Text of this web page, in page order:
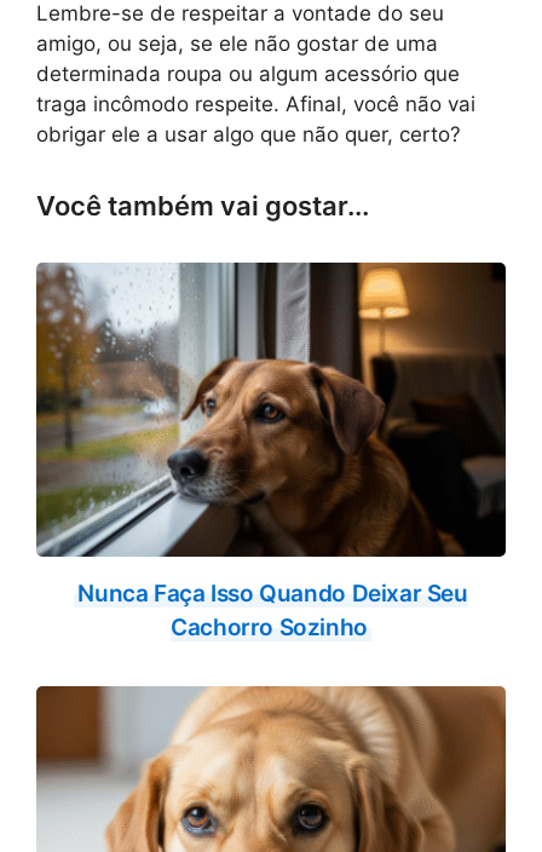
Lembre-se de respeitar a vontade do seu
amigo, ou seja, se ele não gostar de uma
determinada roupa ou algum acessório que
traga incômodo respeite. Afinal, você não vai
obrigar ele a usar algo que não quer, certo?
Você também vai gostar...
Nunca Faça Isso Quando Deixar Seu
Cachorro Sozinho